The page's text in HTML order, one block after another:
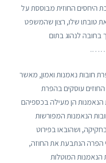
היחסים החוזית מבוססת על
טובתו שלו, רצון שהמשפט
בחובה לנהוג בתום
חובות נאמנות ואמון, מאשר
עוסקים בהפרת
הנאמנות הן מעילה בכספיהם
הנאמנות המפורשות
ושהובאו בפירוט
הפרה הנתבעת את החוזה,
הנאמנות המוטלות